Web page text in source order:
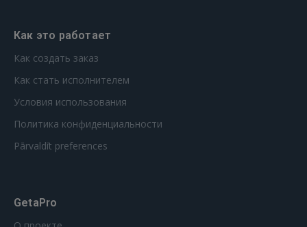
Как это работает
Как создать заказ
Как стать исполнителем
Условия использования
Политика конфиденциальности
Pārvaldīt preferences
GetaPro